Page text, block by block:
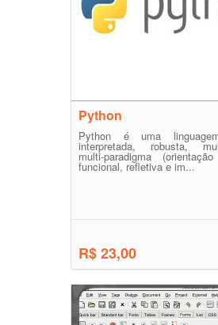
Python
Python é uma
interpretada, robusta,
multi-paradigma
funcional, refletiva e im...
R$ 23,00